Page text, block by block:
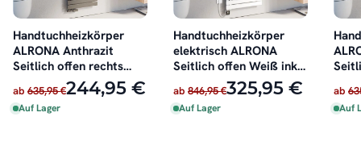
Handtuchheizkörper
ALRONA Anthrazit
Seitlich offen rechts
oder links
ab 635,95 €244,95 €
Auf Lager
Handtuchheizkörper
elektrisch ALRONA
Seitlich offen Weiß inkl.
ab 846,95 €325,95 €
Auf Lager
ab
Auf